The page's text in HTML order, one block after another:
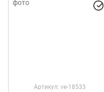
Артикул: ve-18533